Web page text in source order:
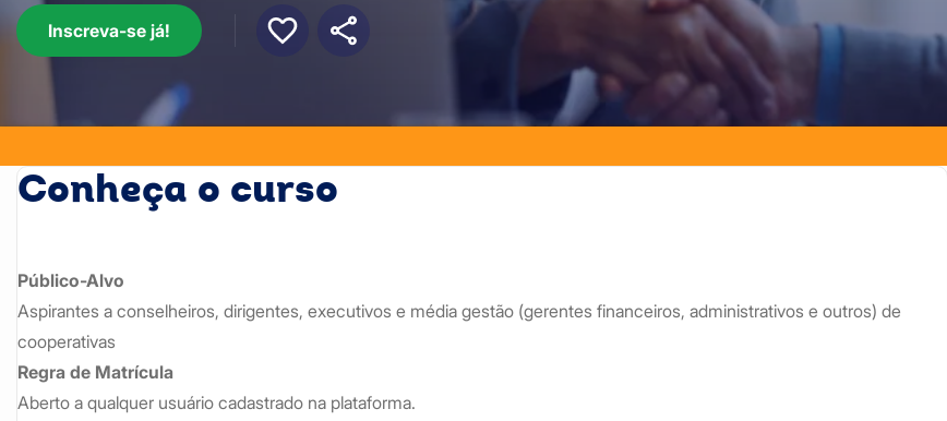
Inscreva-se já!
Conheça o curso
Público-Alvo
Aspirantes a conselheiros, dirigentes, executivos e média gestão (gerentes financeiros, administrativos e outros) de
cooperativas
Regra de Matrícula
Aberto a qualquer usuário cadastrado na plataforma.